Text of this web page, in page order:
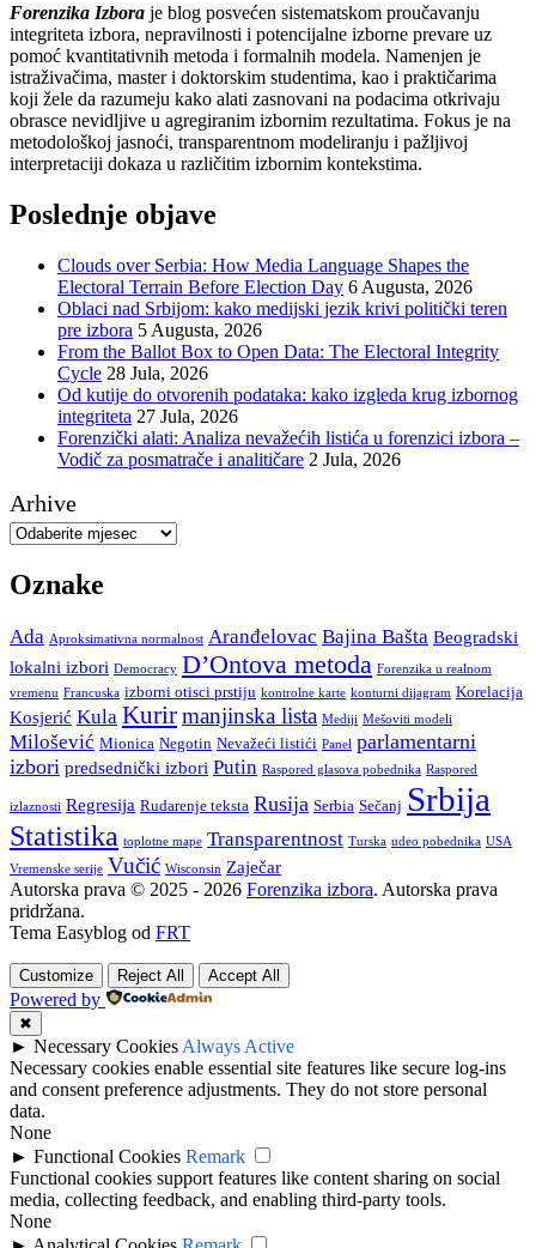
Forenzika Izbora je blog posvećen sistematskom proučavanju
integriteta izbora, nepravilnosti i potencijalne izborne prevare uz
pomoć kvantitativnih metoda i formalnih modela. Namenjen je
istraživačima, master i doktorskim studentima, kao i praktičarima
koji žele da razumeju kako alati zasnovani na podacima otkrivaju
obrasce nevidljive u agregiranim izbornim rezultatima. Fokus je na
metodološkoj jasnoći, transparentnom modeliranju i pažljivoj
interpretaciji dokaza u različitim izbornim kontekstima.
Poslednje objave
Clouds over Serbia: How Media Language Shapes the
Electoral Terrain Before Election Day 6 Augusta, 2026
Oblaci nad Srbijom: kako medijski jezik krivi politički teren
pre izbora 5 Augusta, 2026
From the Ballot Box to Open Data: The Electoral Integrity
Cycle 28 Jula, 2026
Od kutije do otvorenih podataka: kako izgleda krug izbornog
integriteta 27 Jula, 2026
Forenzički alati: Analiza nevažećih listića u forenzici izbora –
Vodič za posmatrače i analitičare 2 Jula, 2026
Arhive
Oznake
Ada Aproksimativna normalnost Aranđelovac Bajina Bašta Beogradski
lokalni izbori Democracy D’Ontova metoda Forenzika u realnom
vremenu Francuska izborni otisci prstiju kontrolne karte konturni dijagram Korelacija
Kosjerić Kula Kurirmanjinska lista Mediji Mešoviti modeli
Milošević Mionica Negotin Nevažeći listići Panel parlamentarni
izbori predsednički izbori Putin Raspored glasova pobednika Raspored
izlaznosti Regresija Rudarenje teksta Rusija Serbia Sečanj Srbija
Statistika toplotne mape Transparentnost Turska udeo pobednika USA
Vremenske serije Vučić Wisconsin Zaječar
Autorska prava © 2025 - 2026 Forenzika izbora. Autorska prava
pridržana.
Tema Easyblog od FRT
Customize Reject All Accept All
Powered by
✖
► Necessary Cookies Always Active
Necessary cookies enable essential site features like secure log-ins
and consent preference adjustments. They do not store personal
data.
None
► Functional Cookies Remark
Functional cookies support features like content sharing on social
media, collecting feedback, and enabling third-party tools.
None